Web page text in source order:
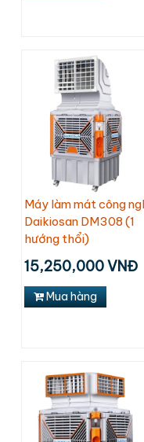
Máy làm mát công
Daikiosan DM308 (1
hướng thổi)
15,250,000 VNĐ
Mua hàng